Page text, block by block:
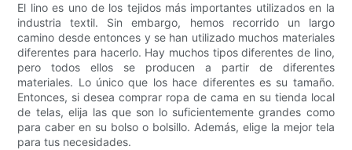
El lino es uno de los tejidos más importantes utilizados en la
industria textil. Sin embargo, hemos recorrido un largo
camino desde entonces y se han utilizado muchos materiales
diferentes para hacerlo. Hay muchos tipos diferentes de lino,
pero todos ellos se producen a partir de diferentes
materiales. Lo único que los hace diferentes es su tamaño.
Entonces, si desea comprar ropa de cama en su tienda local
de telas, elija las que son lo suficientemente grandes como
para caber en su bolso o bolsillo. Además, elige la mejor tela
para tus necesidades.